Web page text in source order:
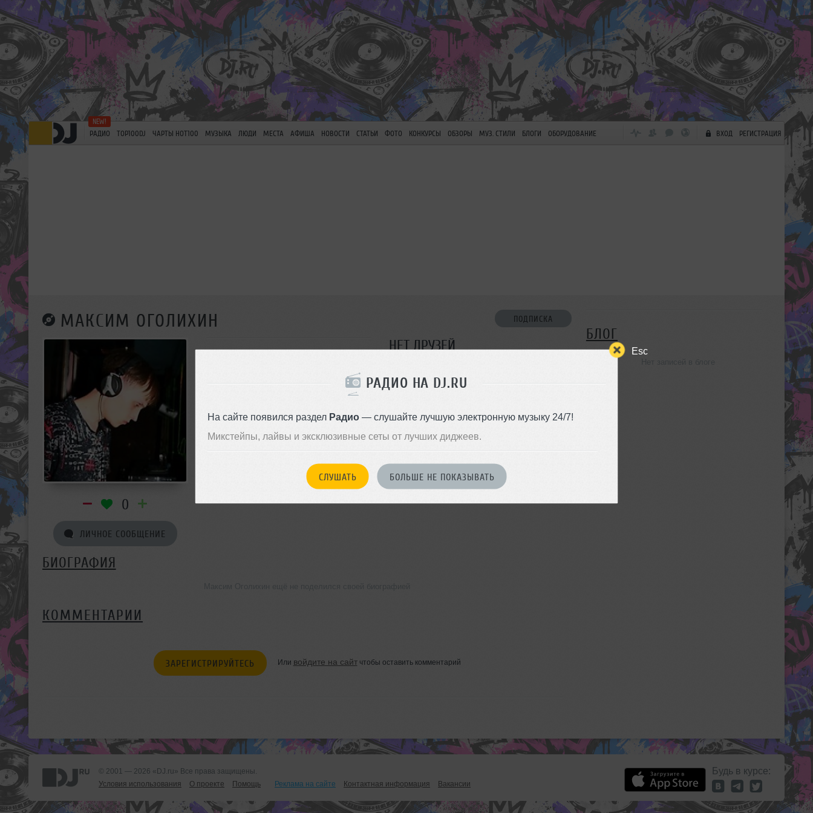
Esc
РАДИО НА DJ.RU
На сайте появился раздел Радио— слушайте лучшую электронную музыку 24/7!
Микстейпы, лайвы и эксклюзивные сеты от лучших диджеев.
СЛУШАТЬ БОЛЬШЕ НЕ ПОКАЗЫВАТЬ
РАДИО TOP100DJ ЧАРТЫ HOT100 МУЗЫКА ЛЮДИ МЕСТА АФИША НОВОСТИ СТАТЬИ ФОТО КОНКУРСЫ ОБЗОРЫ МУЗ. СТИЛИ БЛОГИ ОБОРУДОВАНИЕ ВХОД РЕГИСТРАЦИЯ
МАКСИМ ОГОЛИХИН ПОДПИСКА
0
ЛИЧНОЕ СООБЩЕНИЕ
НЕТ ДРУЗЕЙ
БИОГРАФИЯ
КОММЕНТАРИИ
ЗАРЕГИСТРИРУЙТЕСЬ Или войдите на сайтчтобы оставить комментарий
БЛОГ
© 2001 — 2026 «DJ.ru» Все права защищены.
Условия использования
О проекте Помощь Реклама на сайте Контактная информация Вакансии
Будь в курсе: